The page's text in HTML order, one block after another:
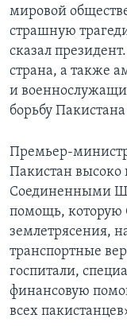
Языки
мировой
страшную
сказал
страна, а также
и
борьбу
Премьер-
Пакистан высоко
Соединенными
помощь, которую
землетрясения,
транспортные
госпитали,
финансовую
всех